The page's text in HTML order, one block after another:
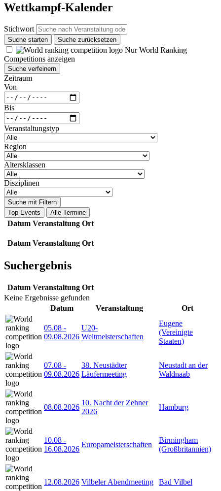
Wettkampf-Kalender
Stichwort
Suche starten Suche zurücksetzen
Nur World Ranking
Competitions anzeigen
Suche verfeinern
Zeitraum
Von
Bis
Veranstaltungstyp
Region
Altersklassen
Disziplinen
Suche mit Filtern
Top-Events
Alle Termine
Datum Veranstaltung Ort
Datum Veranstaltung Ort
Suchergebnis
Datum Veranstaltung Ort
Keine Ergebnisse gefunden
Datum
Veranstaltung Ort
05.08 -
09.08.2026
U20-
Weltmeisterschaften
Eugene
(Vereinigte
Staaten)
07.08 -
09.08.2026
38. Neustädter
Läufermeeting
Neustadt an der
Waldnaab
08.08.2026
10. Nacht der Zehner
2026
Hamburg
10.08 -
16.08.2026
Europameisterschaften
Birmingham
(Großbritannien)
12.08.2026 Vilbeler Abendmeeting Bad Vilbel